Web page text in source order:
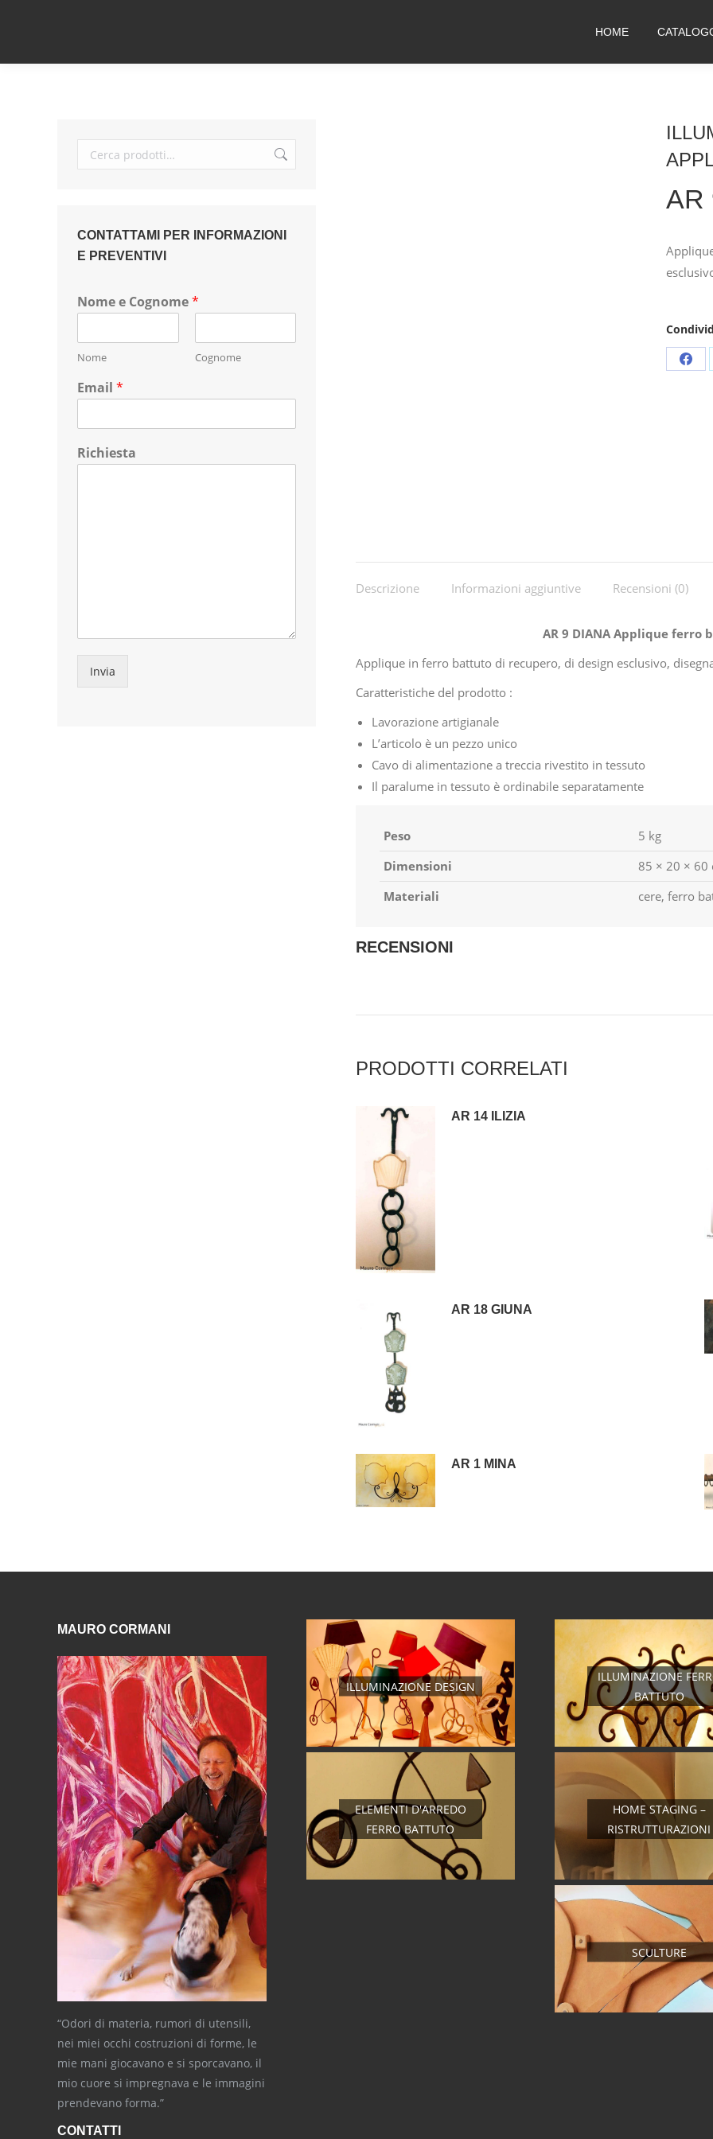
HOME
AR
Descrizione Informazioni aggiuntive Recensioni (0)
AR 9 DIANA Applique ferro
Applique in ferro battuto di recupero, di design esclusivo,
Caratteristiche del prodotto :
Lavorazione artigianale
L’articolo è un pezzo unico
Cavo di alimentazione a treccia rivestito in tessuto
Il paralume in tessuto è ordinabile separatamente
Peso
5 kg
Dimensioni
85 × 20 × 60
Materiali
cere, ferro
RECENSIONI
PRODOTTI CORRELATI
AR 14 ILIZIA
AR 18 GIUNA
AR 1 MINA
CONTATTAMI PER INFORMAZIONI
E PREVENTIVI
Nome e Cognome*
Nome Cognome
Email *
Richiesta
Invia
MAURO CORMANI
“Odori di materia, rumori di utensili,
nei miei occhi costruzioni di forme, le
mie mani giocavano e si sporcavano, il
mio cuore si impregnava e le immagini
prendevano forma.”
CONTATTI
ILLUMINAZIONE DESIGN
ELEMENTI D'ARREDO
FERRO BATTUTO
ILLUMINAZIONE
BATTUTO
HOME STAGING –
RISTRUTTURAZIONI
SCULTURE